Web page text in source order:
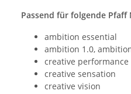
Passend für folgende Pfaff
ambition essential
ambition 1.0,
creative performance
creative sensation
creative vision